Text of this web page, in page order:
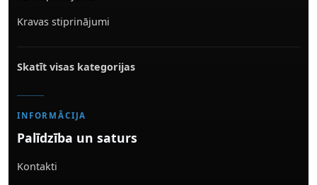
Kravas stiprinājumi
Skatīt visas kategorijas
INFORMĀCIJA
Palīdzība un saturs
Kontakti